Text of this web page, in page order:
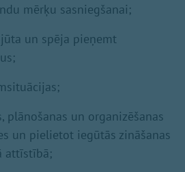
mērķu sasniegšanai;
un spēja pieņemt
plānošanas un organizēšanas
un pielietot iegūtās zināšanas
attīstībā;